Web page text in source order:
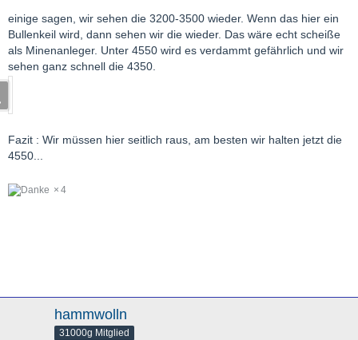
einige sagen, wir sehen die 3200-3500 wieder. Wenn das hier ein
Bullenkeil wird, dann sehen wir die wieder. Das wäre echt scheiße
als Minenanleger. Unter 4550 wird es verdammt gefährlich und wir
sehen ganz schnell die 4350.
Fazit : Wir müssen hier seitlich raus, am besten wir halten jetzt die
4550...
4
hammwolln
31000g Mitglied